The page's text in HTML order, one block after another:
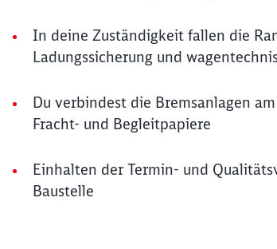
In deine Zuständigkeit fallen die
Ladungssicherung und
Du verbindest die Bremsanlagen
Fracht- und Begleitpapiere
Einhalten der Termin- und
Baustelle